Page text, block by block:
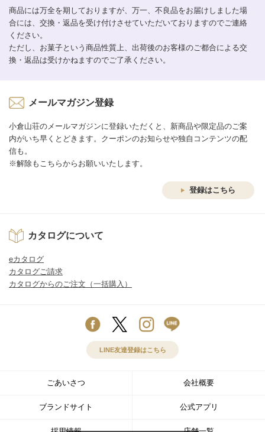
商品には万全を期しておりますが、万一、不良品をお届けしました場
合には、交換・返品を受け付けさせていただいておりますのでご連絡
ください。
ただし、お菓子という商品性質上、出荷後のお客様のご都合による交
換・返品は受けかねますのでご了承ください。
メールマガジン登録
小倉山荘のメールマガジンに登録いただくと、新商品や限定品のご案
内がいち早くとどきます。クーポンのお知らせや独自コンテンツの配
信も。
※解除もこちらからお願いいたします。
登録はこちら
カタログについて
eカタログ
カタログご請求
カタログからのご注文（一括購入）
LINE友達登録はこちら
ごあいさつ 会社概要
ブランドサイト 公式アプリ